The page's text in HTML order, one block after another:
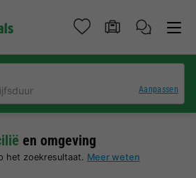
Aanpassen
en omgeving
het zoekresultaat. Meer weten